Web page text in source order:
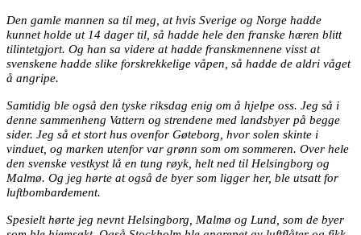
Den gamle mannen sa til meg, at hvis Sverige og Norge hadde
kunnet holde ut 14 dager til, så hadde hele den franske hæren blitt
tilintetgjort. Og han sa videre at hadde franskmennene visst at
svenskene hadde slike forskrekkelige våpen, så hadde de aldri våget
å angripe.
Samtidig ble også den tyske riksdag enig om å hjelpe oss. Jeg så i
denne sammenheng Vattern og strendene med landsbyer på begge
sider. Jeg så et stort hus ovenfor Gøteborg, hvor solen skinte i
vinduet, og marken utenfor var grønn som om sommeren. Over hele
den svenske vestkyst lå en tung røyk, helt ned til Helsingborg og
Malmø. Og jeg hørte at også de byer som ligger her, ble utsatt for
luftbombardement.
Spesielt hørte jeg nevnt Helsingborg, Malmø og Lund, som de byer